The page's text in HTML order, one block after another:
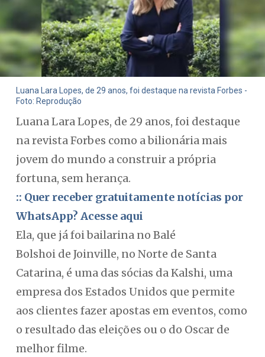
Luana Lara Lopes, de 29 anos, foi destaque na revista Forbes -
Foto: Reprodução
Luana Lara Lopes, de 29 anos, foi destaque
na revista Forbes como a bilionária mais
jovem do mundo a construir a própria
fortuna, sem herança.
:: Quer receber gratuitamente notícias por
WhatsApp? Acesse aqui
Ela, que já foi bailarina no Balé
Bolshoi de Joinville, no Norte de Santa
Catarina, é uma das sócias da Kalshi, uma
empresa dos Estados Unidos que permite
aos clientes fazer apostas em eventos, como
o resultado das eleições ou o do Oscar de
melhor filme.